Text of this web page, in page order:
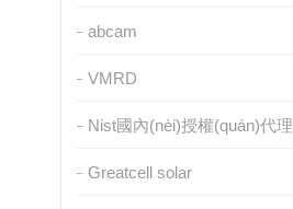
abcam
VMRD
Nist國內(nèi)授權(quán)代理
Greatcell solar